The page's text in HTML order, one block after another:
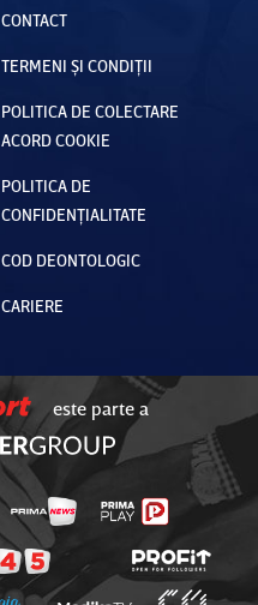
CONTACT
TERMENI ȘI CONDIȚII
POLITICA DE COLECTARE
ACORD COOKIE
POLITICA DE
CONFIDENȚIALITATE
COD DEONTOLOGIC
CARIERE
este parte a